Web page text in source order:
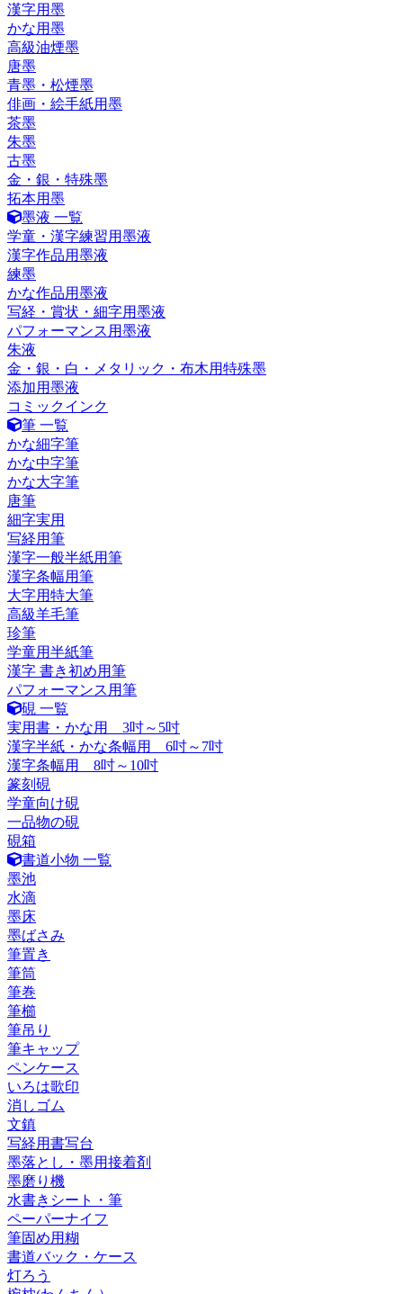
漢字用墨
かな用墨
高級油煙墨
唐墨
青墨・松煙墨
俳画・絵手紙用墨
茶墨
朱墨
古墨
金・銀・特殊墨
拓本用墨
墨液 一覧
学童・漢字練習用墨液
漢字作品用墨液
練墨
かな作品用墨液
写経・賞状・細字用墨液
パフォーマンス用墨液
朱液
金・銀・白・メタリック・布木用特殊墨
添加用墨液
コミックインク
筆 一覧
かな細字筆
かな中字筆
かな大字筆
唐筆
細字実用
写経用筆
漢字一般半紙用筆
漢字条幅用筆
大字用特大筆
高級羊毛筆
珍筆
学童用半紙筆
漢字 書き初め用筆
パフォーマンス用筆
硯 一覧
実用書・かな用 3吋～5吋
漢字半紙・かな条幅用 6吋～7吋
漢字条幅用 8吋～10吋
篆刻硯
学童向け硯
一品物の硯
硯箱
書道小物 一覧
墨池
水滴
墨床
墨ばさみ
筆置き
筆筒
筆巻
筆櫛
筆吊り
筆キャップ
ペンケース
いろは歌印
消しゴム
文鎮
写経用書写台
墨落とし・墨用接着剤
墨磨り機
水書きシート・筆
ペーパーナイフ
筆固め用糊
書道バック・ケース
灯ろう